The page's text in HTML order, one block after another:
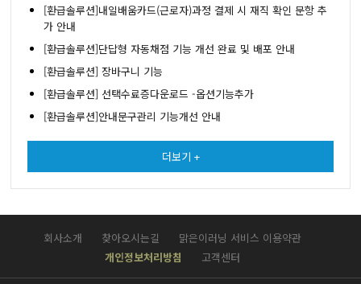
[환급솔루션]내일배움카드(근로자)과정 결제 시 재직 확인 문항 추
가 안내
[환급솔루션]단답형 자동채점 기능 개선 완료 및 배포 안내
[환급솔루션] 장바구니 기능
[환급솔루션] 선택수료증다운로드 -옵션기능추가
[환급솔루션]안내문구관리 기능개선 안내
더보기 +
회사소개 찾아오시는길
맑은이러닝 서비스 이용약관
개인정보처리방침
고객센터